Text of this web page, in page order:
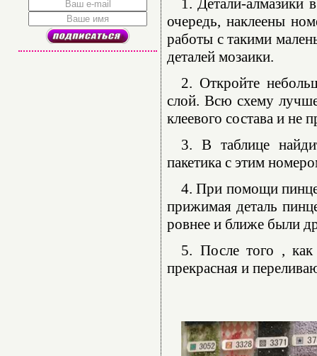
1. Детали-алмазики
очередь, наклеены
работы с такими
деталей мозаики.
2. Откройте
слой. Всю схему
клеевого состава и не
3. В таблице
пакетика с этим
4. При помощи
прижимая деталь
ровнее и ближе были
5. После того , как
прекрасная и